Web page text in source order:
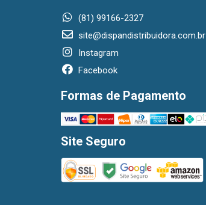
(81) 99166-2327
site@dispandistribuidora.com.br
Instagram
Facebook
Formas de Pagamento
Site Seguro